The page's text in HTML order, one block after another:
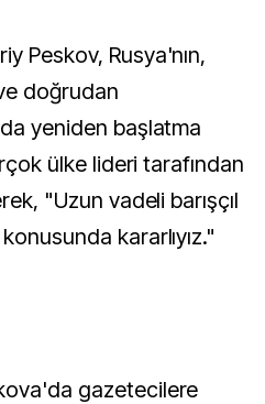
doğrudan
yeniden başlatma
ülke lideri tarafından
"Uzun vadeli barışçıl
kararlıyız."
gazetecilere